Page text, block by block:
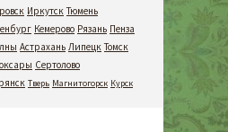
Иркутск Тюмень
Кемерово Рязань Пенза
Астрахань Липецк Томск
Сертолово
Тверь Магнитогорск Курск